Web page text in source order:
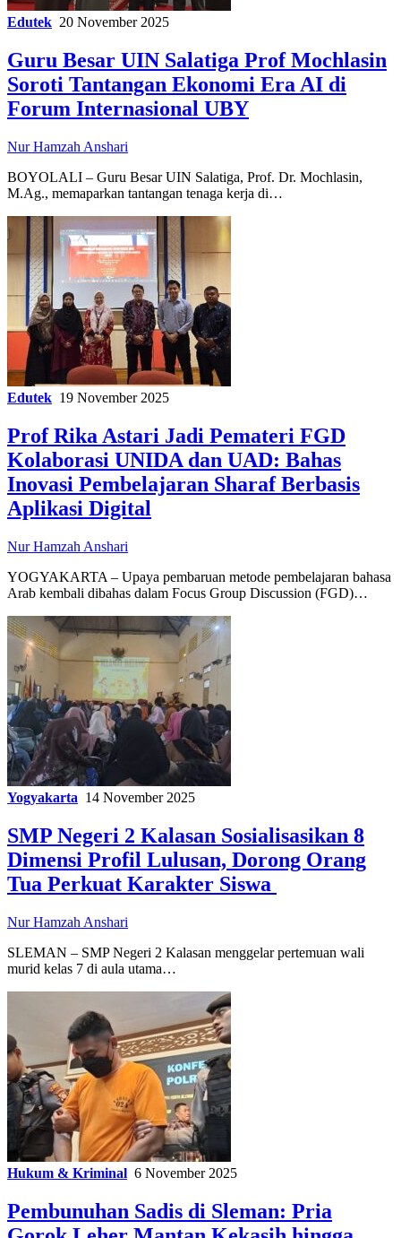
Edutek 20 November 2025
Guru Besar UIN Salatiga Prof Mochlasin
Soroti Tantangan Ekonomi Era AI di
Forum Internasional UBY
Nur Hamzah Anshari
BOYOLALI – Guru Besar UIN Salatiga, Prof. Dr. Mochlasin,
M.Ag., memaparkan tantangan tenaga kerja di…
Edutek 19 November 2025
Prof Rika Astari Jadi Pemateri FGD
Kolaborasi UNIDA dan UAD: Bahas
Inovasi Pembelajaran Sharaf Berbasis
Aplikasi Digital
Nur Hamzah Anshari
YOGYAKARTA – Upaya pembaruan metode pembelajaran bahasa
Arab kembali dibahas dalam Focus Group Discussion (FGD)…
Yogyakarta 14 November 2025
SMP Negeri 2 Kalasan Sosialisasikan 8
Dimensi Profil Lulusan, Dorong Orang
Tua Perkuat Karakter Siswa
Nur Hamzah Anshari
SLEMAN – SMP Negeri 2 Kalasan menggelar pertemuan wali
murid kelas 7 di aula utama…
Hukum & Kriminal 6 November 2025
Pembunuhan Sadis di Sleman: Pria